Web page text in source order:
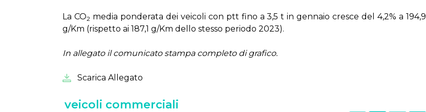
La CO2 me­dia pon­de­ra­ta dei vei­co­li con ptt fi­no a 3,5 t in gen­na­io cre­sce del 4,2% a 194,9
g/Km (ri­spet­to ai 187,1 g/Km del­lo stes­so pe­rio­do 2023).
In al­le­ga­to il co­mu­ni­ca­to stam­pa com­ple­to di gra­fi­co.
Scarica Allegato
veicoli commerciali